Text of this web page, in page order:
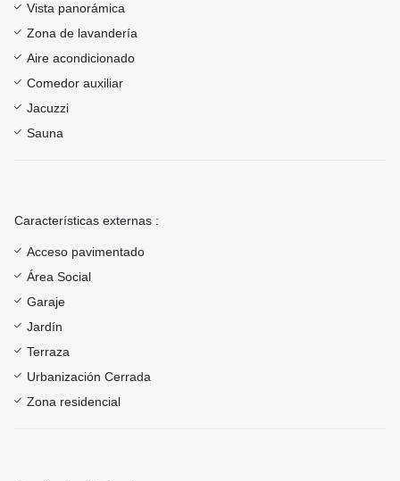
Vista panorámica
Zona de lavandería
Aire acondicionado
Comedor auxiliar
Jacuzzi
Sauna
Características externas :
Acceso pavimentado
Área Social
Garaje
Jardín
Terraza
Urbanización Cerrada
Zona residencial